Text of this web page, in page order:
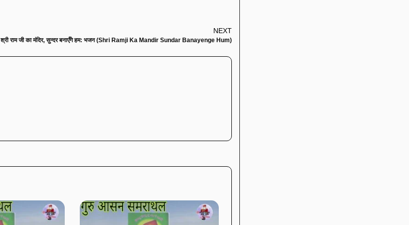
NEXT
श्री राम जी का मंदिर, सुन्दर बनाएँगे हम: भजन (Shri Ramji Ka Mandir Sundar Banayenge Hum)